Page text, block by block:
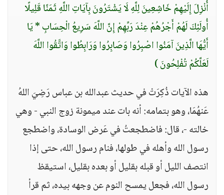
أُنْزِلَ إِلَيْهِمْ خَاشِعِينَ لِلَّهِ لَا يَشْتَرُونَ بِآيَاتِ اللَّهِ ثَمَنًا قَلِيلًا
أُولَئِكَ لَهُمْ أَجْرُهُمْ عِنْدَ رَبِّهِمْ إِنَّ اللَّهَ سَرِيعُ الْحِسَابِ * يَا
أَيُّهَا الَّذِينَ آمَنُوا اصْبِرُوا وَصَابِرُوا وَرَابِطُوا وَاتَّقُوا اللَّهَ
لَعَلَّكُمْ تُفْلِحُونَ )
هذه الآيات ذُكِرَتْ في حديث عبدالله بن عباس رَضِيَ اللهُ
عَنهُمَا، وهو بتمامه: أنه بات عند ميمونة زوج النبي - وهي
خالته -، قال: فاضطجعتُ في عَرض الوسادة، واضطجع
رسول الله وأهله في طولها، فنام رسول الله، حتى إذا
انتصف الليل أو قبله بقليل أو بعده بقليل، استيقظ
رسول الله، فجعل يمسح النوم عن وجهه بيده، ثم قرأ